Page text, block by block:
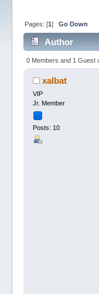
Pages: [1] Go Down
Author
0 Members and 1 Guest
xalbat
VIP
Jr. Member
Posts: 10